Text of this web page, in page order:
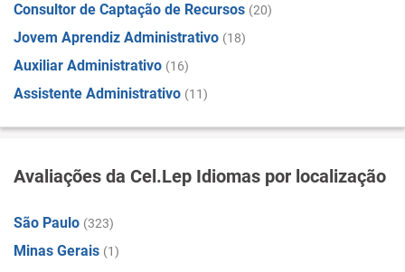
Consultor de Captação de Recursos (20)
Jovem Aprendiz Administrativo (18)
Auxiliar Administrativo (16)
Assistente Administrativo (11)
Avaliações da Cel.Lep Idiomas por localização
São Paulo (323)
Minas Gerais (1)